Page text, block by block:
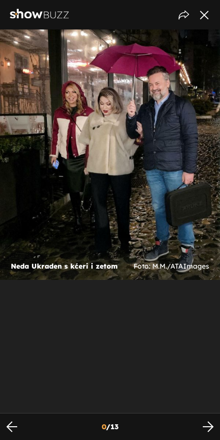
Neda Ukraden s kćeri i zetom Foto: M.M./ATAImages
0/13